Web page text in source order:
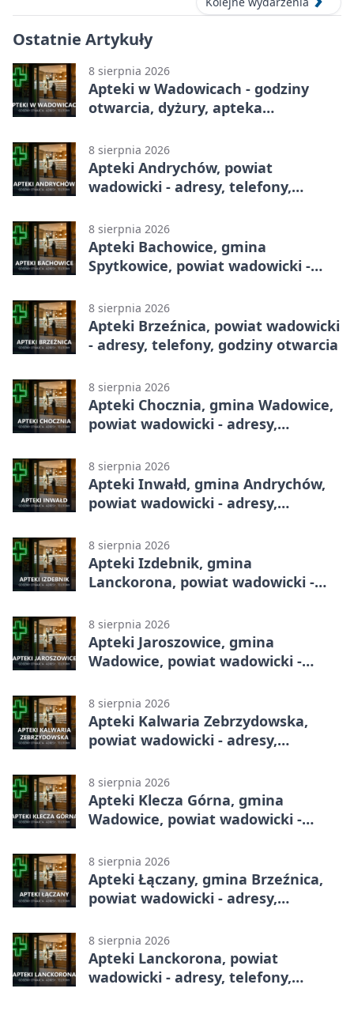
Ostatnie Artykuły
8 sierpnia 2026
Apteki w Wadowicach - godziny
otwarcia, dyżury, apteka
8 sierpnia 2026
Apteki Andrychów, powiat
wadowicki - adresy, telefony,
8 sierpnia 2026
Apteki Bachowice, gmina
Spytkowice, powiat wadowicki -
8 sierpnia 2026
Apteki Brzeźnica, powiat wadowicki
- adresy, telefony, godziny otwarcia
8 sierpnia 2026
Apteki Chocznia, gmina Wadowice,
powiat wadowicki - adresy,
8 sierpnia 2026
Apteki Inwałd, gmina Andrychów,
powiat wadowicki - adresy,
8 sierpnia 2026
Apteki Izdebnik, gmina
Lanckorona, powiat wadowicki -
8 sierpnia 2026
Apteki Jaroszowice, gmina
Wadowice, powiat wadowicki -
8 sierpnia 2026
Apteki Kalwaria Zebrzydowska,
powiat wadowicki - adresy,
8 sierpnia 2026
Apteki Klecza Górna, gmina
Wadowice, powiat wadowicki -
8 sierpnia 2026
Apteki Łączany, gmina Brzeźnica,
powiat wadowicki - adresy,
8 sierpnia 2026
Apteki Lanckorona, powiat
wadowicki - adresy, telefony,